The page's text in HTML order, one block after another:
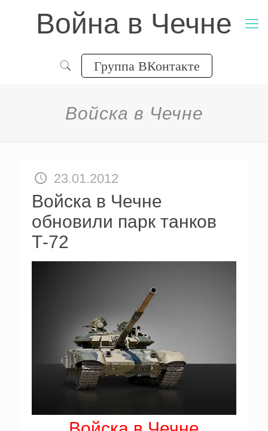
Война в Чечне
Группа ВКонтакте
Войска в Чечне
23.01.2012
Войска в Чечне
обновили парк танков
Т-72